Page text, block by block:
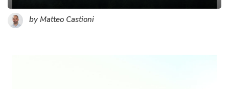
by Matteo Castioni